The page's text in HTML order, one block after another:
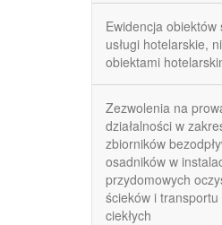
Ewidencja obiektów
usługi hotelarskie,
obiektami
Zezwolenia na
działalności w
zbiorników
osadników w
przydomowych
ścieków i
ciekłych